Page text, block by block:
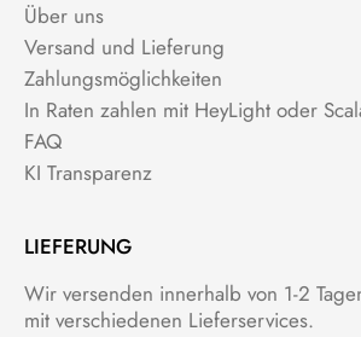
Über uns
Versand und Lieferung
Zahlungsmöglichkeiten
In Raten zahlen mit HeyLight oder
FAQ
KI Transparenz
LIEFERUNG
Wir versenden innerhalb von 1-2
mit verschiedenen Lieferservices.